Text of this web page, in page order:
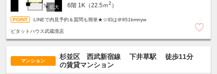
6階 1K（22.5ｍ2 ）
LINEで内見予約＆質問も簡単★☆IDは＠951bmnyw
ピタットハウス武蔵境店
マンション
杉並区 西武新宿線 下井草駅
徒歩11分
の賃貸マンション